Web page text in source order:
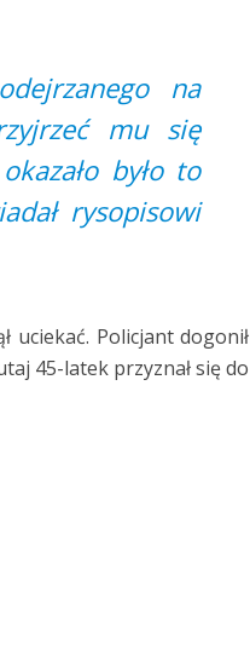
na
mu się
było to
rysopisowi
uciekać. Policjant dogonił
45-latek przyznał się do